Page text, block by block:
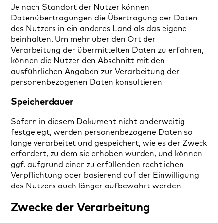
Je nach Standort der Nutzer können
Datenübertragungen die Übertragung der Daten
des Nutzers in ein anderes Land als das eigene
beinhalten. Um mehr über den Ort der
Verarbeitung der übermittelten Daten zu erfahren,
können die Nutzer den Abschnitt mit den
ausführlichen Angaben zur Verarbeitung der
personenbezogenen Daten konsultieren.
Speicherdauer
Sofern in diesem Dokument nicht anderweitig
festgelegt, werden personenbezogene Daten so
lange verarbeitet und gespeichert, wie es der Zweck
erfordert, zu dem sie erhoben wurden, und können
ggf. aufgrund einer zu erfüllenden rechtlichen
Verpflichtung oder basierend auf der Einwilligung
des Nutzers auch länger aufbewahrt werden.
Zwecke der Verarbeitung